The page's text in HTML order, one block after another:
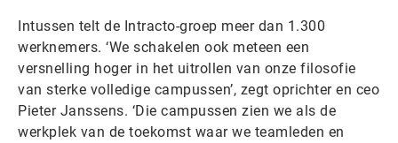
Intussen telt de Intracto-groep meer dan 1.300
werknemers. ‘We schakelen ook meteen een
versnelling hoger in het uitrollen van onze filosofie
van sterke volledige campussen’, zegt oprichter en ceo
Pieter Janssens. ‘Die campussen zien we als de
werkplek van de toekomst waar we teamleden en